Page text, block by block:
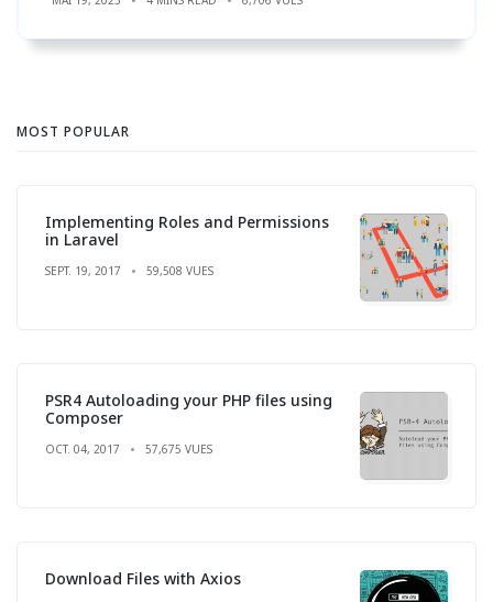
MOST POPULAR
Implementing Roles and Permissions
in Laravel
SEPT. 19, 2017 59,508 VUES
PSR4 Autoloading your PHP files using
Composer
OCT. 04, 2017 57,675 VUES
Download Files with Axios